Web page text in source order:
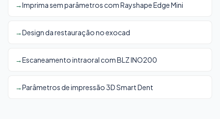
Imprima sem parâmetros com Rayshape Edge Mini
Design da restauração no exocad
Escaneamento intraoral com BLZ INO200
Parâmetros de impressão 3D Smart Dent